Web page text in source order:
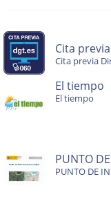
Cita
Cita previa
El tiempo
El tiempo
PUNTO
PUNTO DE